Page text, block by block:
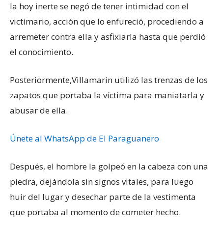
la hoy inerte se negó de tener intimidad con el
victimario, acción que lo enfureció, procediendo a
arremeter contra ella y asfixiarla hasta que perdió
el conocimiento.
Posteriormente,Villamarin utilizó las trenzas de los
zapatos que portaba la víctima para maniatarla y
abusar de ella.
Únete al WhatsApp de El Paraguanero
Después, el hombre la golpeó en la cabeza con una
piedra, dejándola sin signos vitales, para luego
huir del lugar y desechar parte de la vestimenta
que portaba al momento de cometer hecho.